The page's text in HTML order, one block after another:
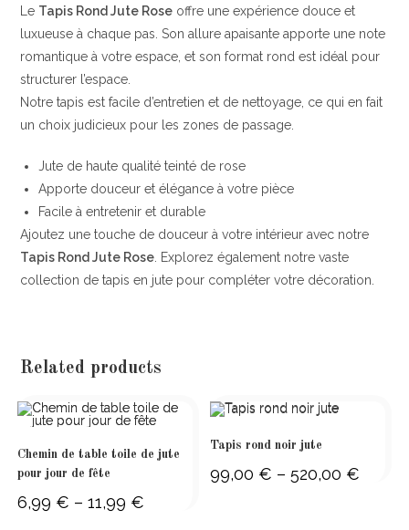
Le Tapis Rond Jute Rose offre une expérience douce et
luxueuse à chaque pas. Son allure apaisante apporte une note
romantique à votre espace, et son format rond est idéal pour
structurer l’espace.
Notre tapis est facile d’entretien et de nettoyage, ce qui en fait
un choix judicieux pour les zones de passage.
Jute de haute qualité teinté de rose
Apporte douceur et élégance à votre pièce
Facile à entretenir et durable
Ajoutez une touche de douceur à votre intérieur avec notre
Tapis Rond Jute Rose. Explorez également notre vaste
collection de tapis en jute pour compléter votre décoration.
Related products
Chemin de table toile de jute
pour jour de fête
6,99 € – 11,99 €Price
Tapis rond noir jute
99,00 € – 520,00 €